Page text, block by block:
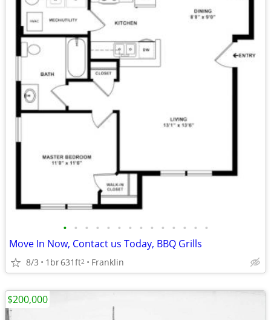
• • • • • • • • • • • • • •
Move In Now, Contact us Today, BBQ Grills
8/3 1br631ft2 Franklin
$200,000